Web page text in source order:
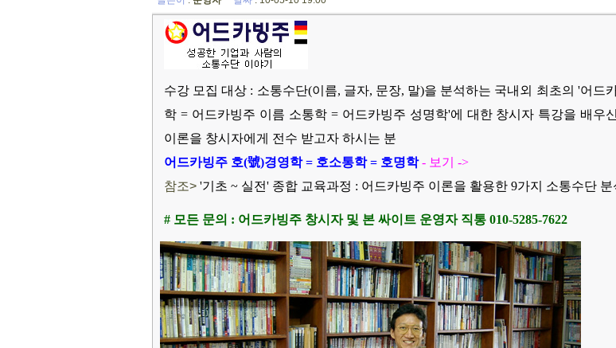
수강 모집 대상 : 소통수단(이름, 글자, 문장, 말)을 분석하는 국내외 최초의 '어드
학 = 어드카빙주 이름 소통학 = 어드카빙주 성명학'에 대한 창시자 특강을 배우
이론을 창시자에게 전수 받고자 하시는 분
어드카빙주 호(號)경영학 = 호소통학 = 호명학- 보기 ->
참조> '기초 ~ 실전' 종합 교육과정 : 어드카빙주 이론을 활용한 9가지 소통수단 분
# 모든 문의 : 어드카빙주 창시자 및 본 싸이트 운영자 직통 010-5285-7622